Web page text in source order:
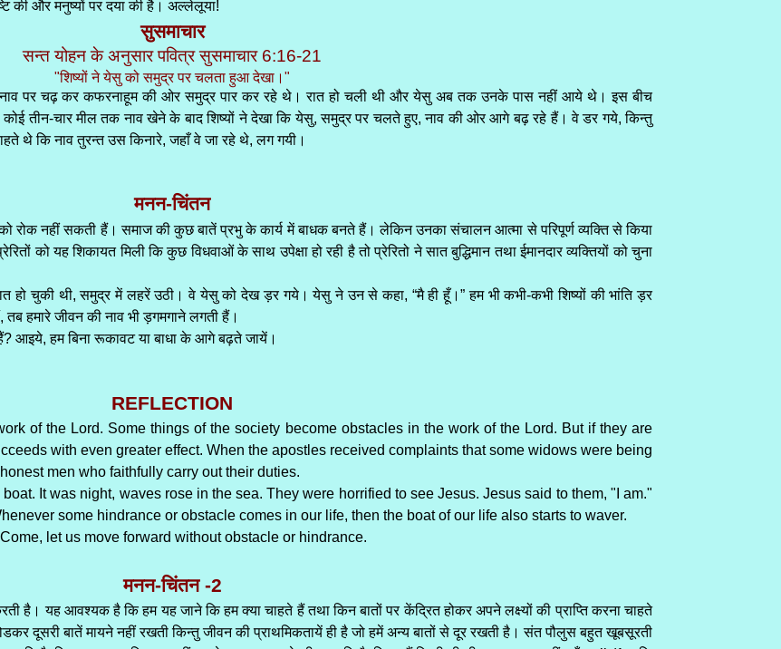
की और मनुष्यों पर दया की है। अल्लेलूया!
सुसमाचार
सन्त योहन के अनुसार पवित्र सुसमाचार 6:16-21
"शिष्यों ने येसु को समुद्र पर चलता हुआ देखा।"
पर चढ़ कर कफरनाहूम की ओर समुद्र पार कर रहे थे। रात हो चली थी और येसु अब तक उनके पास नहीं आये थे। इस बीच
तीन-चार मील तक नाव खेने के बाद शिष्यों ने देखा कि येसु, समुद्र पर चलते हुए, नाव की ओर आगे बढ़ रहे हैं। वे डर गये, किन्तु
थे कि नाव तुरन्त उस किनारे, जहाँ वे जा रहे थे, लग गयी।
मनन-चिंतन
को रोक नहीं सकती हैं। समाज की कुछ बातें प्रभु के कार्य में बाधक बनते हैं। लेकिन उनका संचालन आत्मा से परिपूर्ण व्यक्ति से किया
को यह शिकायत मिली कि कुछ विधवाओं के साथ उपेक्षा हो रही है तो प्रेरितो ने सात बुद्धिमान तथा ईमानदार व्यक्तियों को चुना
हो चुकी थी, समुद्र में लहरें उठी। वे येसु को देख ड़र गये। येसु ने उन से कहा, “मै ही हूँ।” हम भी कभी-कभी शिष्यों की भांति ड़र
हमारे जीवन की नाव भी ड़गमगाने लगती हैं।
हैं? आइये, हम बिना रूकावट या बाधा के आगे बढ़ते जायें।
REFLECTION
of the Lord. Some things of the society become obstacles in the work of the Lord. But if they are
with even greater effect. When the apostles received complaints that some widows were being
men who faithfully carry out their duties.
It was night, waves rose in the sea. They were horrified to see Jesus. Jesus said to them, "I am."
some hindrance or obstacle comes in our life, then the boat of our life also starts to waver.
let us move forward without obstacle or hindrance.
मनन-चिंतन -2
है। यह आवश्यक है कि हम यह जाने कि हम क्या चाहते हैं तथा किन बातों पर केंद्रित होकर अपने लक्ष्यों की प्राप्ति करना चाहते
दूसरी बातें मायने नहीं रखती किन्तु जीवन की प्राथमिकतायें ही है जो हमें अन्य बातों से दूर रखती है। संत पौलुस बहुत खूबसूरती